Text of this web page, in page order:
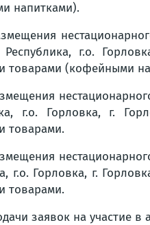
напитками).
Республика, г.о.
товарами (кофейными
г.о. Горловка, г.
товарами.
г.о. Горловка, г.
товарами.
заявок на участие